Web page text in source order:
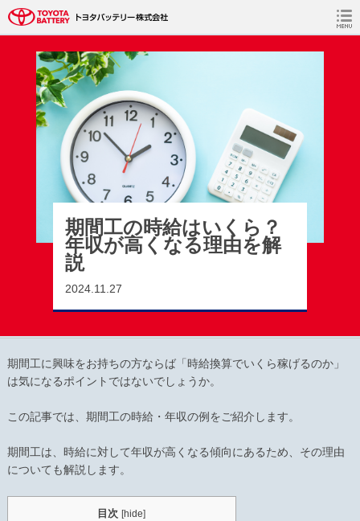
静岡（大森・境宿・新居工場）期間社員採用情報 TOP >コ
ラム> 期間工の時給はいくら？年収が高くなる理由を解説
期間工の時給はいくら？
年収が高くなる理由を解
説
2024.11.27
期間工に興味をお持ちの方ならば「時給換算でいくら稼げるのか」
は気になるポイントではないでしょうか。
この記事では、期間工の時給・年収の例をご紹介します。
期間工は、時給に対して年収が高くなる傾向にあるため、その理由
についても解説します。
目次 [hide]